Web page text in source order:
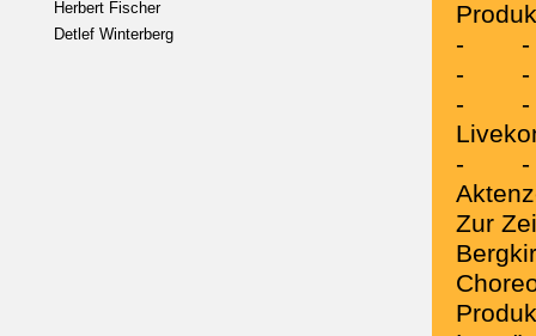
Herbert Fischer
Detlef Winterberg
-
-
-
-
-
-
-
Zur